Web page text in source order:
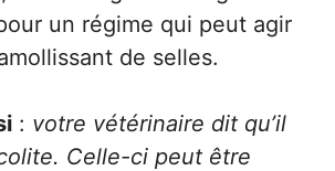
un régime qui peut agir
de selles.
: votre vétérinaire dit qu’il
colite. Celle-ci peut être